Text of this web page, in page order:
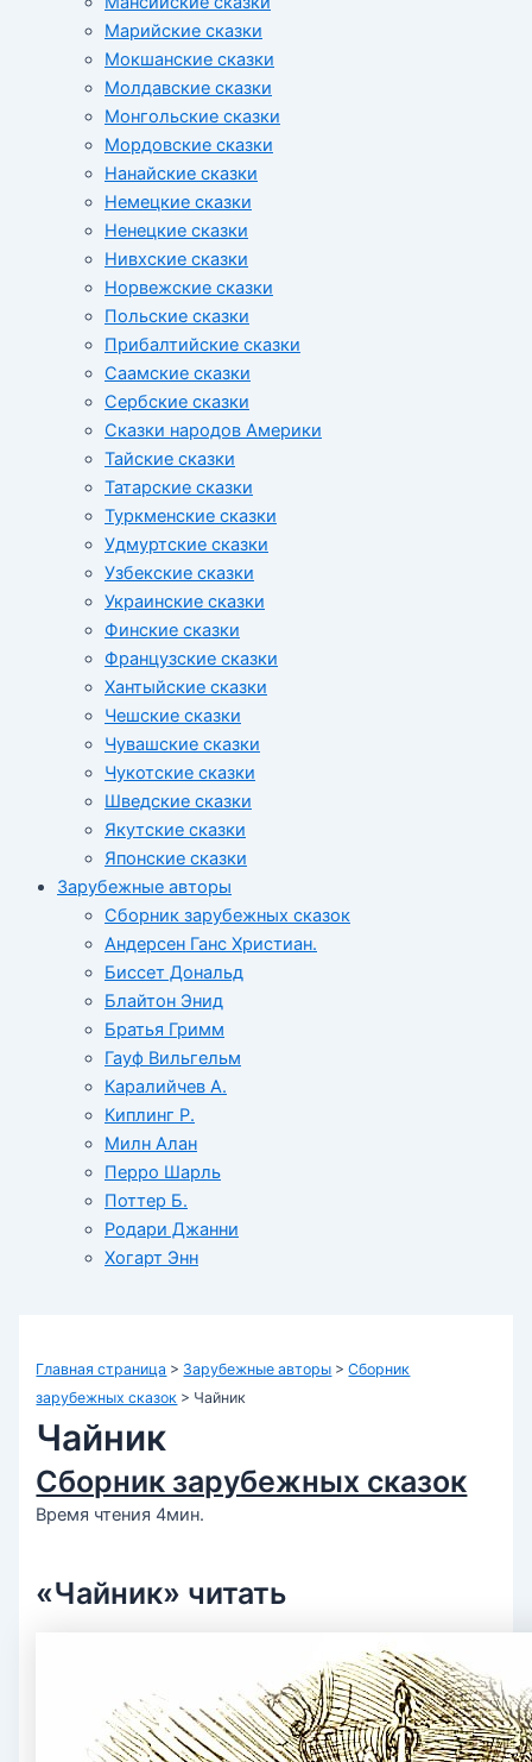
Марийские сказки
Мокшанские сказки
Молдавские сказки
Монгольские сказки
Мордовские сказки
Нанайские сказки
Немецкие сказки
Ненецкие сказки
Нивхские сказки
Норвежские сказки
Польские сказки
Прибалтийские сказки
Cаамские сказки
Сербские сказки
Сказки народов Америки
Тайские сказки
Татарские сказки
Туркменские сказки
Удмуртские сказки
Узбекские сказки
Украинские сказки
Финские сказки
Французские сказки
Хантыйские сказки
Чешские сказки
Чувашские сказки
Чукотские сказки
Шведские сказки
Якутские сказки
Японские сказки
Зарубежные авторы
Сборник зарубежных сказок
Андерсен Ганс Христиан.
Биссет Дональд
Блайтон Энид
Братья Гримм
Гауф Вильгельм
Каралийчев А.
Киплинг Р.
Милн Алан
Перро Шарль
Поттер Б.
Родари Джанни
Хогарт Энн
Главная страница > Зарубежные авторы >Сборник
зарубежных сказок > Чайник
Чайник
Сборник зарубежных сказок
Время чтения 4мин.
«Чайник» читать